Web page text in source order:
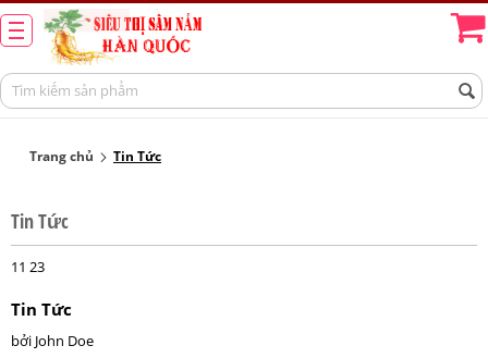
Trang chủ Tin Tức
Tin Tức
11 23
Tin Tức
bởi John Doe